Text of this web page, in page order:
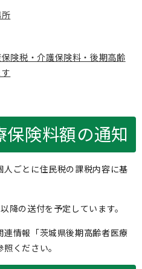
険税・介護保険料・後期高齢
険料額の通知
ごとに住民税の課税内容に基
降の送付を予定しています。
情報「茨城県後期高齢者医療
ください。